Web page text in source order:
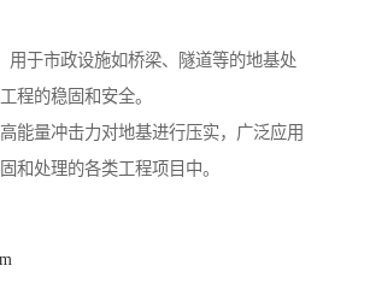
用于市政设施如桥梁、隧道等的地基处
程的稳固和安全。
能量冲击力对地基进行压实，广泛应用
和处理的各类工程项目中。